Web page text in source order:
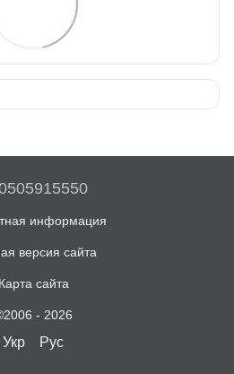
информация
версия сайта
Карта сайта
- 2026
Укр Рус